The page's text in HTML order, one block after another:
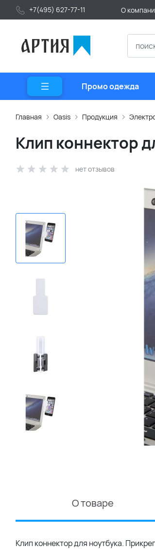
+7(495) 627-77-11 О
Промо одежда
Главная Oasis Продукция
Клип коннектор
нет отзывов
О товаре
Клип коннектор для ноутбука.